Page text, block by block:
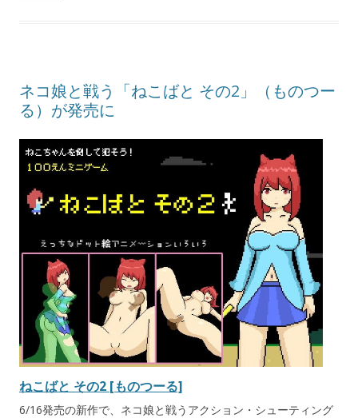
ネコ娘と戦う「ねこばと その2」（ものつー
る）が発売に
ねこばと その2 [ものつーる]
6/16発売の新作で、ネコ娘と戦うアクション・シューティング